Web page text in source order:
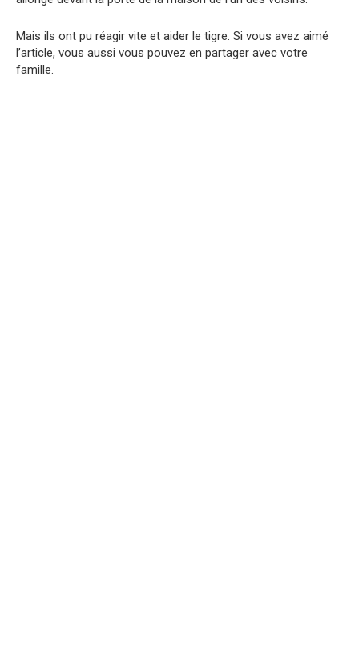
Mais ils ont pu réagir vite et aider le tigre. Si vous avez aimé
l’article, vous aussi vous pouvez en partager avec votre
famille.